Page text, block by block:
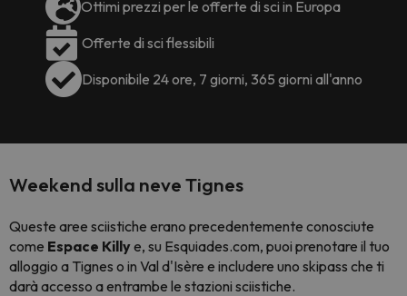
Ottimi prezzi per le offerte di sci in Europa
Offerte di sci flessibili
Disponibile 24 ore, 7 giorni, 365 giorni all'anno
Weekend sulla neve Tignes
Queste aree sciistiche erano precedentemente conosciute
come Espace Killye, su Esquiades.com, puoi prenotare il tuo
alloggio a Tignes o in Val d'Isère e includere uno skipass che ti
darà accesso a entrambe le stazioni sciistiche.